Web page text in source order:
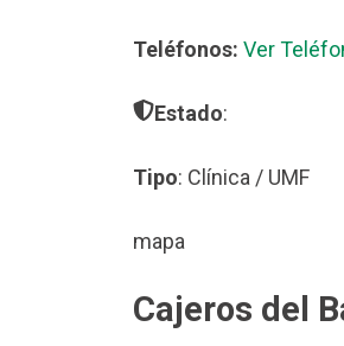
Teléfonos: Ver
Estado:
Tipo: Clínica / UMF
mapa
Cajeros del